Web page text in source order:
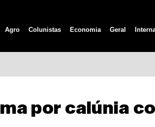
Agro Colunistas Economia Geral
por calúnia